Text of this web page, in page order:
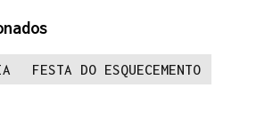
FESTA DO ESQUECEMENTO